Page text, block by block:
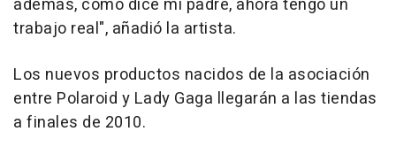
además, como dice mi padre, ahora tengo un
trabajo real", añadió la artista.
Los nuevos productos nacidos de la asociación
entre Polaroid y Lady Gaga llegarán a las tiendas
a finales de 2010.